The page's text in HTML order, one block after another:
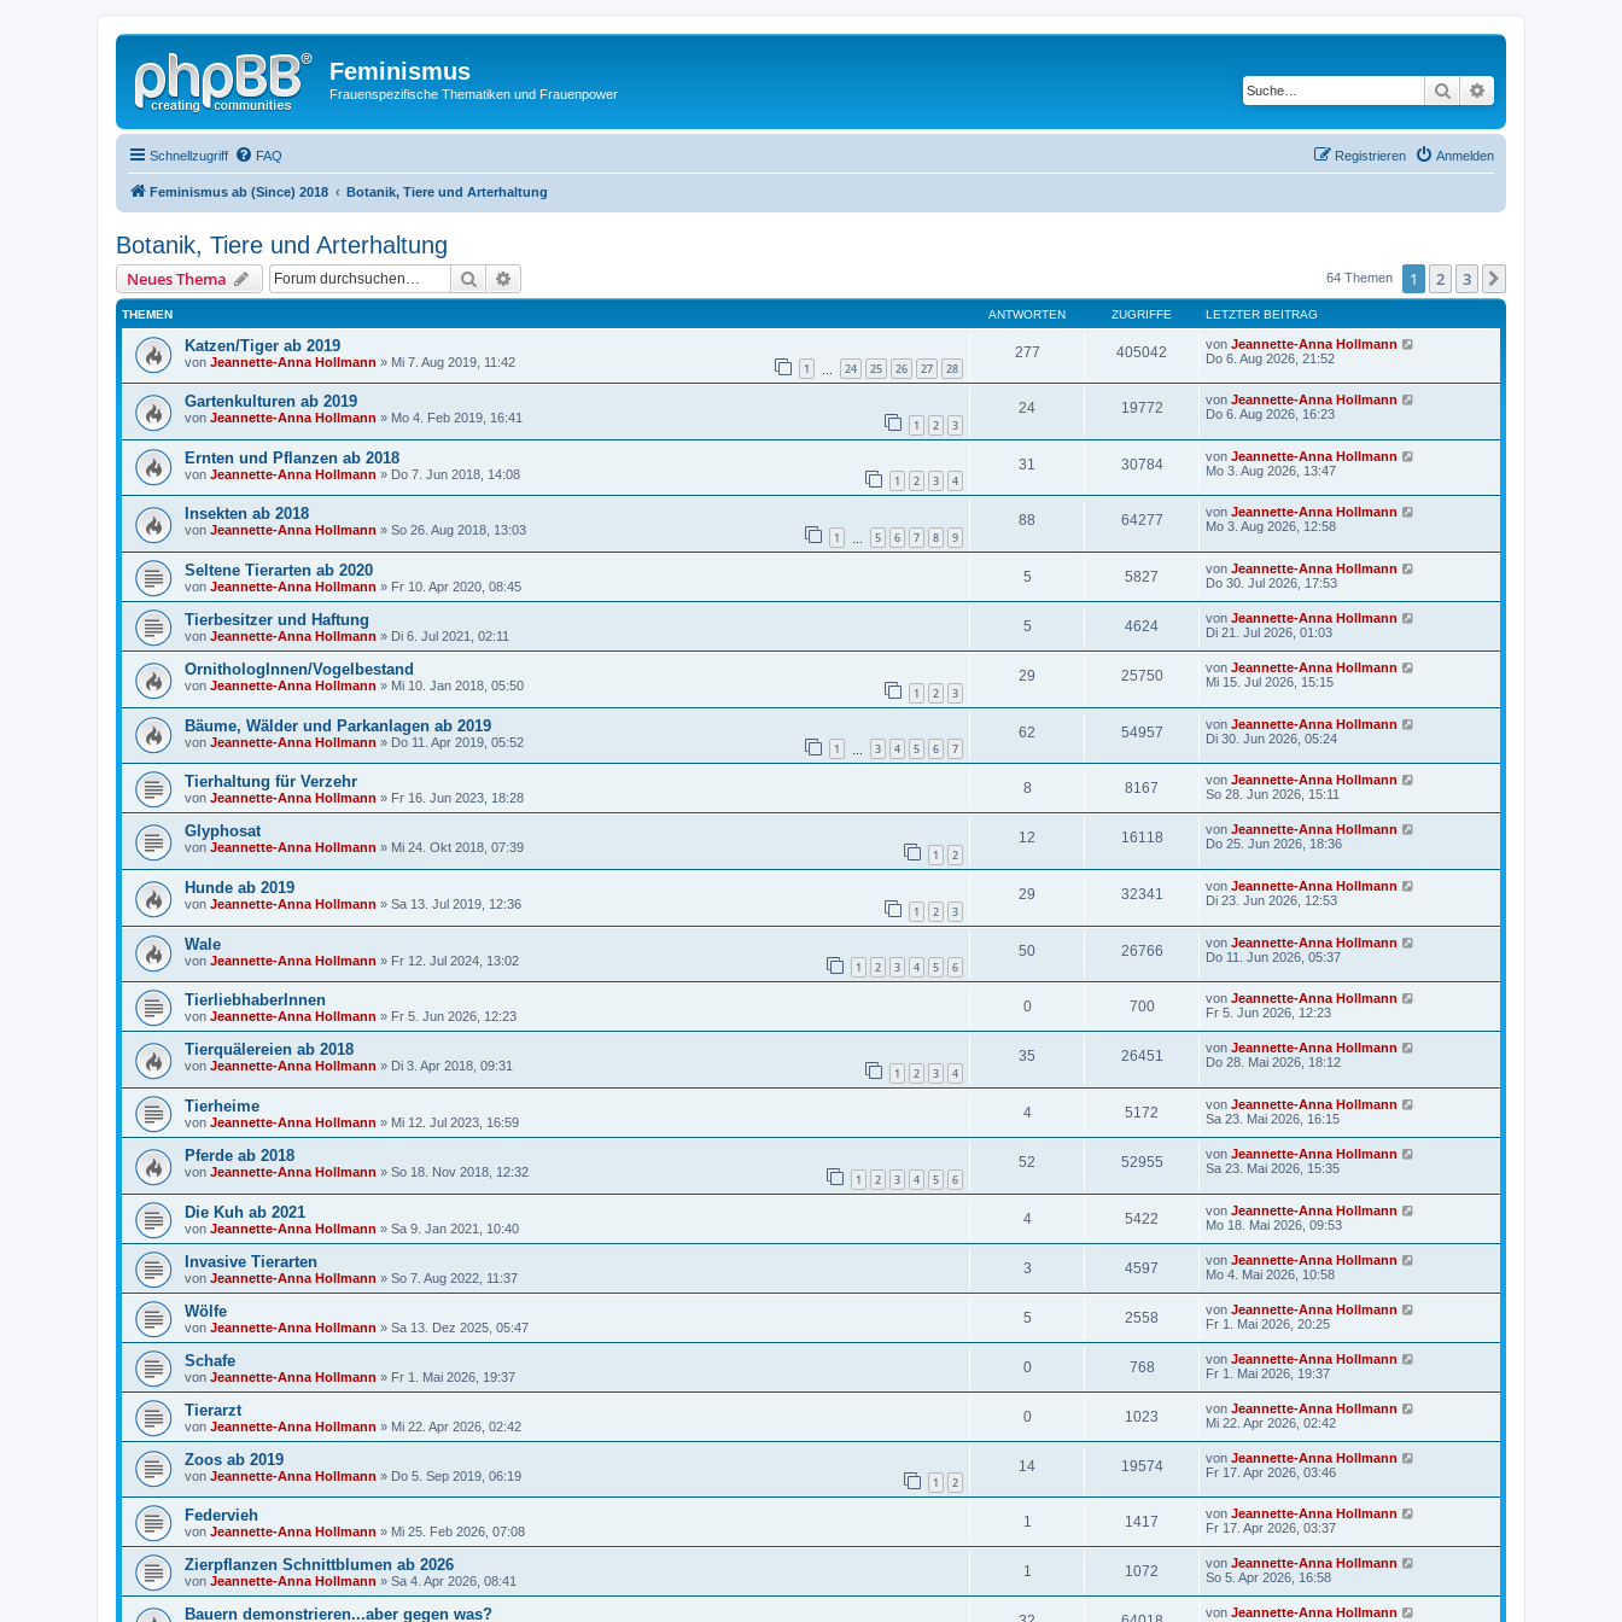
Feminismus
Frauenspezifische Thematiken und Frauenpower Suche
Schnellzugriff FAQ Anmelden
Registrieren
Feminismus ab (Since) 2018 Botanik, Tiere und Arterhaltung
Botanik, Tiere und Arterhaltung
Neues Thema Suche 64 Themen 1 2 3
THEMEN ANTWORTEN ZUGRIFFE LETZTER BEITRAG
Katzen/Tiger ab 2019
von Jeannette-Anna Hollmann » Mi 7. Aug 2019, 11:42 1 24 25 26 27 28
277 405042 von Jeannette-Anna Hollmann
Do 6. Aug 2026, 21:52
Gartenkulturen ab 2019
von Jeannette-Anna Hollmann » Mo 4. Feb 2019, 16:41 1 2 3
24 19772 von Jeannette-Anna Hollmann
Do 6. Aug 2026, 16:23
Ernten und Pflanzen ab 2018
von Jeannette-Anna Hollmann » Do 7. Jun 2018, 14:08 1 2 3 4
31 30784 von Jeannette-Anna Hollmann
Mo 3. Aug 2026, 13:47
Insekten ab 2018
von Jeannette-Anna Hollmann » So 26. Aug 2018, 13:03 1 5 6 7 8 9
88 64277 von Jeannette-Anna Hollmann
Mo 3. Aug 2026, 12:58
Seltene Tierarten ab 2020
von Jeannette-Anna Hollmann » Fr 10. Apr 2020, 08:45
5 5827 von Jeannette-Anna Hollmann
Do 30. Jul 2026, 17:53
Tierbesitzer und Haftung
von Jeannette-Anna Hollmann » Di 6. Jul 2021, 02:11
5 4624 von Jeannette-Anna Hollmann
Di 21. Jul 2026, 01:03
OrnithologInnen/Vogelbestand
von Jeannette-Anna Hollmann » Mi 10. Jan 2018, 05:50 1 2 3
29 25750 von Jeannette-Anna Hollmann
Mi 15. Jul 2026, 15:15
Bäume, Wälder und Parkanlagen ab 2019
von Jeannette-Anna Hollmann » Do 11. Apr 2019, 05:52 1 3 4 5 6 7
62 54957 von Jeannette-Anna Hollmann
Di 30. Jun 2026, 05:24
Tierhaltung für Verzehr
von Jeannette-Anna Hollmann » Fr 16. Jun 2023, 18:28
8 8167 von Jeannette-Anna Hollmann
So 28. Jun 2026, 15:11
Glyphosat
von Jeannette-Anna Hollmann » Mi 24. Okt 2018, 07:39 1 2
12 16118 von Jeannette-Anna Hollmann
Do 25. Jun 2026, 18:36
Hunde ab 2019
von Jeannette-Anna Hollmann » Sa 13. Jul 2019, 12:36 1 2 3
29 32341 von Jeannette-Anna Hollmann
Di 23. Jun 2026, 12:53
Wale
von Jeannette-Anna Hollmann » Fr 12. Jul 2024, 13:02 1 2 3 4 5 6
50 26766 von Jeannette-Anna Hollmann
Do 11. Jun 2026, 05:37
TierliebhaberInnen
von Jeannette-Anna Hollmann » Fr 5. Jun 2026, 12:23
0 700 von Jeannette-Anna Hollmann
Fr 5. Jun 2026, 12:23
Tierquälereien ab 2018
von Jeannette-Anna Hollmann » Di 3. Apr 2018, 09:31 1 2 3 4
35 26451 von Jeannette-Anna Hollmann
Do 28. Mai 2026, 18:12
Tierheime
von Jeannette-Anna Hollmann » Mi 12. Jul 2023, 16:59
4 5172 von Jeannette-Anna Hollmann
Sa 23. Mai 2026, 16:15
Pferde ab 2018
von Jeannette-Anna Hollmann » So 18. Nov 2018, 12:32 1 2 3 4 5 6
52 52955 von Jeannette-Anna Hollmann
Sa 23. Mai 2026, 15:35
Die Kuh ab 2021
von Jeannette-Anna Hollmann » Sa 9. Jan 2021, 10:40
4 5422 von Jeannette-Anna Hollmann
Mo 18. Mai 2026, 09:53
Invasive Tierarten
von Jeannette-Anna Hollmann » So 7. Aug 2022, 11:37
3 4597 von Jeannette-Anna Hollmann
Mo 4. Mai 2026, 10:58
Wölfe
von Jeannette-Anna Hollmann » Sa 13. Dez 2025, 05:47
5 2558 von Jeannette-Anna Hollmann
Fr 1. Mai 2026, 20:25
Schafe
von Jeannette-Anna Hollmann » Fr 1. Mai 2026, 19:37
0 768 von Jeannette-Anna Hollmann
Fr 1. Mai 2026, 19:37
Tierarzt
von Jeannette-Anna Hollmann » Mi 22. Apr 2026, 02:42
0 1023 von Jeannette-Anna Hollmann
Mi 22. Apr 2026, 02:42
Zoos ab 2019
von Jeannette-Anna Hollmann » Do 5. Sep 2019, 06:19 1 2
14 19574 von Jeannette-Anna Hollmann
Fr 17. Apr 2026, 03:46
Federvieh
von Jeannette-Anna Hollmann » Mi 25. Feb 2026, 07:08
1 1417 von Jeannette-Anna Hollmann
Fr 17. Apr 2026, 03:37
Zierpflanzen Schnittblumen ab 2026
von Jeannette-Anna Hollmann » Sa 4. Apr 2026, 08:41
1 1072 von Jeannette-Anna Hollmann
So 5. Apr 2026, 16:58
Bauern demonstrieren...aber gegen was? von Jeannette-Anna Hollmann